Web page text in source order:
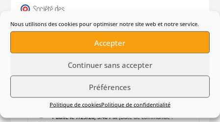
Nous utilisons des cookies pour optimiser notre site web et notre service.
Accepter
Continuer sans accepter
Préférences
Politique de cookiesPolitique de confidentialité
VOIR L'ATTESTATION 4.4/5
Florian M.
Publié le 7/29/26, 5:40 PM (Date de commande :